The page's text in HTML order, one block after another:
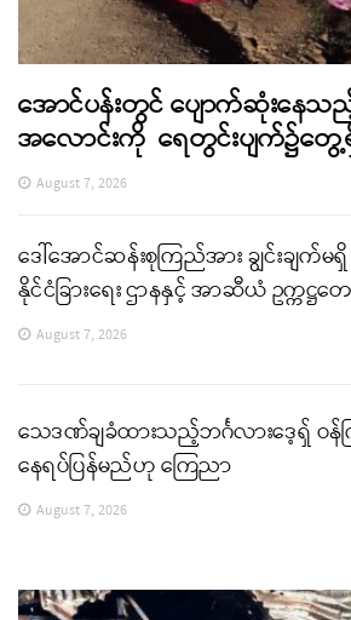
အောင်ပန်းတွင် ပျောက်ဆုံးနေ
အလောင်းကို ရေတွင်းပျက်၌တွေ့
August 7, 2026
ဒေါ်အောင်ဆန်းစုကြည်အား ချွင်းချက်မ
နိုင်ငံခြားရေး ဌာနနှင့် အာဆီယံ ဥက္ကဋ္ဌတ
August 7, 2026
သေဒဏ်ချခံထားသည့်ဘင်္ဂလားဒေ့ရှ် ဝန်က
နေရပ်ပြန်မည်ဟု ကြေညာ
August 7, 2026